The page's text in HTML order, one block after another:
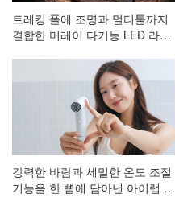
트레킹 폴에 조명과 멀티툴까지
결합한 머레이 다기능 LED 라이
강력한 바람과 세밀한 온도 조절
기능을 한 뼘에 담아낸 아이랩 한